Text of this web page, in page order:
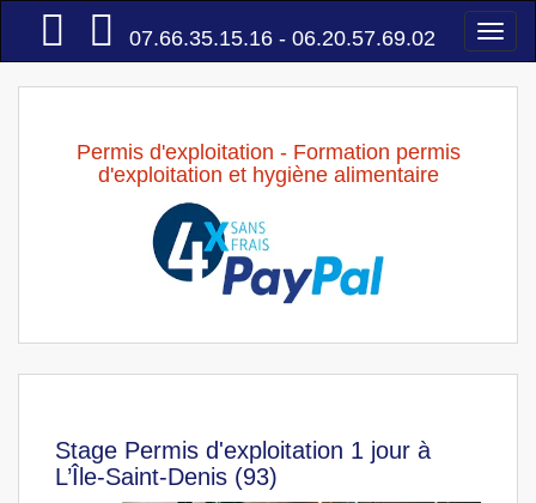
Accueil
07.66.35.15.16 - 06.20.57.69.02
Permis d'exploitation - Formation permis
d'exploitation et hygiène alimentaire
Stage Permis d'exploitation 1 jour à
L’Île-Saint-Denis (93)